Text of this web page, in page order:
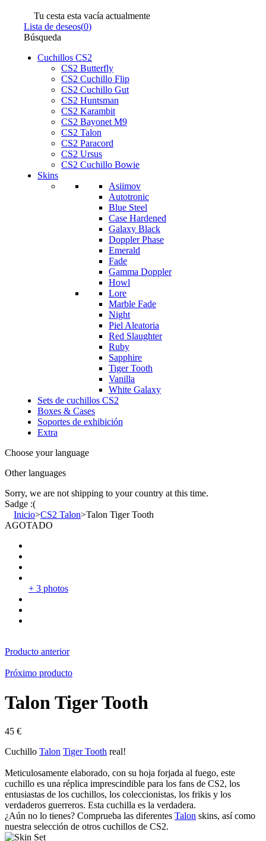
Tu cesta esta vacía actualmente
Lista de deseos(0)
Búsqueda
Cuchillos CS2
CS2 Butterfly
CS2 Cuchillo Flip
CS2 Cuchillo Gut
CS2 Huntsman
CS2 Karambit
CS2 Bayonet M9
CS2 Talon
CS2 Paracord
CS2 Ursus
CS2 Cuchillo Bowie
Skins
Asiimov
Autotronic
Blue Steel
Case Hardened
Galaxy Black
Doppler Phase
Emerald
Fade
Gamma Doppler
Howl
Lore
Marble Fade
Night
Piel Aleatoria
Red Slaughter
Ruby
Sapphire
Tiger Tooth
Vanilla
White Galaxy
Sets de cuchillos CS2
Boxes & Cases
Soportes de exhibición
Extra
Choose your language
Other languages
Sorry, we are not shipping to your country at this time.
Sadge :(
Inicio>CS2 Talon>Talon Tiger Tooth
AGOTADO
+ 3 photos
Producto anterior
Próximo producto
Talon Tiger Tooth
45 €
Cuchillo Talon Tiger Tooth real!
Meticulosamente elaborado, con su hoja forjada al fuego, este
cuchillo es una réplica imprescindible para los fans de CS2, los
entusiastas de los cuchillos, los coleccionistas, los frikis y los
verdaderos guerreros. Esta cuchilla es la verdadera.
¿Aún no lo tienes? Comprueba las diferentes Talon skins, así como
nuestra selección de otros cuchillos de CS2.